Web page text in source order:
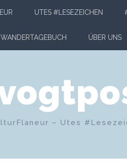
UTES #LESEZEICHEN
ÜBER UNS
– Utes